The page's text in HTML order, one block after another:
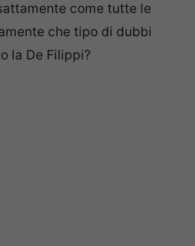
come tutte le
che tipo di dubbi
la De Filippi?